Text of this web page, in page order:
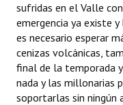
sufridas en el Valle
emergencia ya existe
es necesario esperar
cenizas volcánicas,
final de la temporada
nada y las millonarias
soportarlas sin ningún